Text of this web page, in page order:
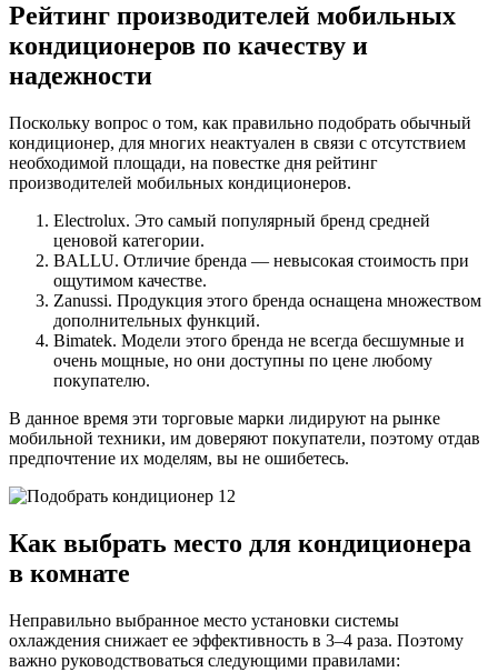
Рейтинг производителей мобильных
кондиционеров по качеству и
надежности
Поскольку вопрос о том, как правильно подобрать обычный
кондиционер, для многих неактуален в связи с отсутствием
необходимой площади, на повестке дня рейтинг
производителей мобильных кондиционеров.
Electrolux. Это самый популярный бренд средней
ценовой категории.
BALLU. Отличие бренда — невысокая стоимость при
ощутимом качестве.
Zanussi. Продукция этого бренда оснащена множеством
дополнительных функций.
Bimatek. Модели этого бренда не всегда бесшумные и
очень мощные, но они доступны по цене любому
покупателю.
В данное время эти торговые марки лидируют на рынке
мобильной техники, им доверяют покупатели, поэтому отдав
предпочтение их моделям, вы не ошибетесь.
Как выбрать место для кондиционера
в комнате
Неправильно выбранное место установки системы
охлаждения снижает ее эффективность в 3–4 раза. Поэтому
важно руководствоваться следующими правилами: